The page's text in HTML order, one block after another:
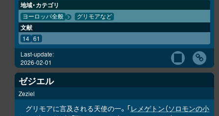
地域・カテゴリ
ヨーロッパ全般 グリモアなど
文献
14 61
Last-update:
2026-02-01
ゼジエル
Zeziel
グリモアに言及される天使の一。「レメゲトン（ソロモンの小